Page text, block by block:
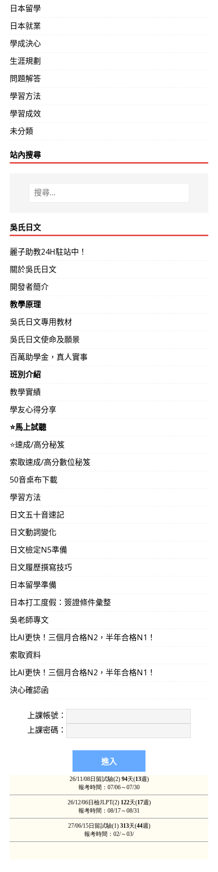
日本留學
日本就業
學成決心
生涯規劃
問題解答
學習方法
學習成效
未分類
站內搜尋
吳氏日文
麗子助教24H駐站中！
關於吳氏日文
開發者簡介
教學原理
吳氏日文專用教材
吳氏日文使命及願景
百萬助學金，真人實事
班別介紹
教學實績
學友心得分享
⭐️馬上試聽
⭐️速成/高分秘笈
索取速成/高分數位秘笈
50音桌布下載
學習方法
日文五十音速記
日文動詞變化
日文檢定N5準備
日文履歷撰寫技巧
日本留學準備
日本打工度假：簽證條件彙整
吳老師專文
比AI更快！三個月合格N2，半年合格N1！
索取資料
比AI更快！三個月合格N2，半年合格N1！
決心確認函
上課帳號：
上課密碼：